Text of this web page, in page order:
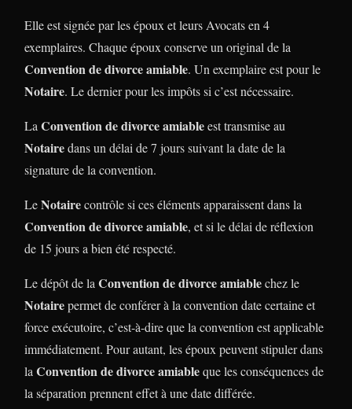
Elle est signée par les époux et leurs Avocats en 4
exemplaires. Chaque époux conserve un original de la
Convention de divorce amiable. Un exemplaire est pour le
Notaire. Le dernier pour les impôts si c’est nécessaire.
LaConvention de divorce amiableest transmise au
Notairedans un délai de 7 jours suivant la date de la
signature de la convention.
LeNotairecontrôle si ces éléments apparaissent dans la
Convention de divorce amiable, et si le délai de réflexion
de 15 jours a bien été respecté.
Le dépôt de laConvention de divorce amiablechez le
Notairepermet de conférer à la convention date certaine et
force exécutoire, c’est-à-dire que la convention est applicable
immédiatement. Pour autant, les époux peuvent stipuler dans
laConvention de divorce amiableque les conséquences de
la séparation prennent effet à une date différée.